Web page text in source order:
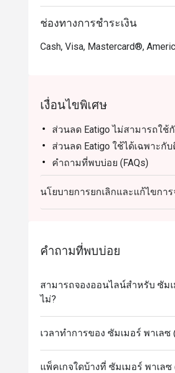
บุฟเฟต์ติ่มซำพรีเมียม ที่มีทั้งฮะเก๋
ส่วนตัว ส่วนนักท่องเที่ยวจะประ
ช่องทางการชำระเงิน
Cash, Visa, Mastercard®,
เงื่อนไขพิเศษ
ส่วนลด Eatigo ไม่สามารถใ
ส่วนลด Eatigo ใช้ได้เฉพาะกั
คำถามที่พบบ่อย (FAQs)
Q: Summer Palace @
จีนกวางตุ้งและอาหารจีนสไต
บุฟเฟต์ติ่มซำที่ปรุงอย่างพิถีพิ
Q: การแต่งกายเป็นอย่างไร?
Q: วิธีการเดินทางไป
อินเตอร์คอนติเนนตัล กรุงเทพ
ศาลพระพรหมเอราวัณ
นโยบายการยกเลิกและแก้ไขการ
คำถามที่พบบ่อย
สามารถจองออนไลน์สำหรับ ซัม
ไม่?
เวลาทำการของ ซัมเมอร์ พาเล
แพ็คเกจใดบ้างที่ ซัมเมอร์ พาเล